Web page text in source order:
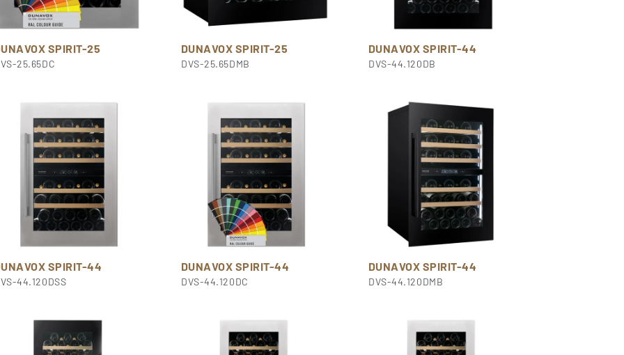
SPIRIT-25
25.65DC
DUNAVOX SPIRIT-25
DVS-25.65DMB
DUNAVOX SPIRIT-44
DVS-44.120DB
SPIRIT-44
44.120DSS
DUNAVOX SPIRIT-44
DVS-44.120DC
DUNAVOX SPIRIT-44
DVS-44.120DMB